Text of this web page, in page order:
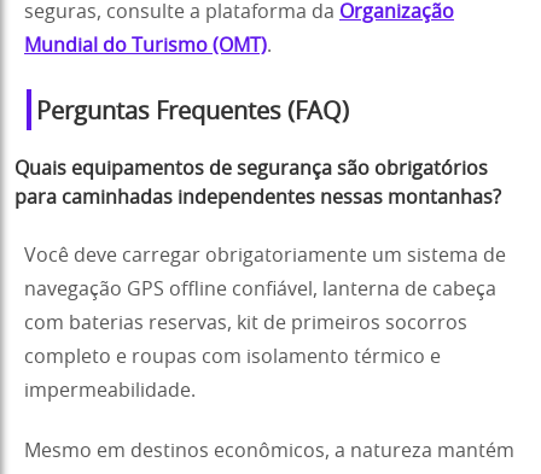
seguras, consulte a plataforma da Organização
Mundial do Turismo (OMT).
Perguntas Frequentes (FAQ)
Quais equipamentos de segurança são obrigatórios
para caminhadas independentes nessas montanhas?
Você deve carregar obrigatoriamente um sistema de
navegação GPS offline confiável, lanterna de cabeça
com baterias reservas, kit de primeiros socorros
completo e roupas com isolamento térmico e
impermeabilidade.
Mesmo em destinos econômicos, a natureza mantém